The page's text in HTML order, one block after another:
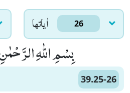
اٰياتها 26
بِسْمِ اللّٰهِ
39.25-26